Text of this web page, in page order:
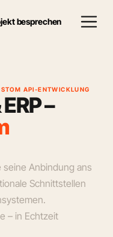
besprechen
API-ENTWICKLUNG
ERP–
seine Anbindung ans
Schnittstellen
– in Echtzeit